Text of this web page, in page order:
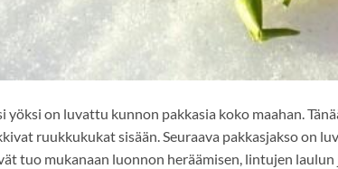
yöksi on luvattu kunnon pakkasia koko maahan.
ruukkukukat sisään. Seuraava pakkasjakso on
tuo mukanaan luonnon heräämisen, lintujen